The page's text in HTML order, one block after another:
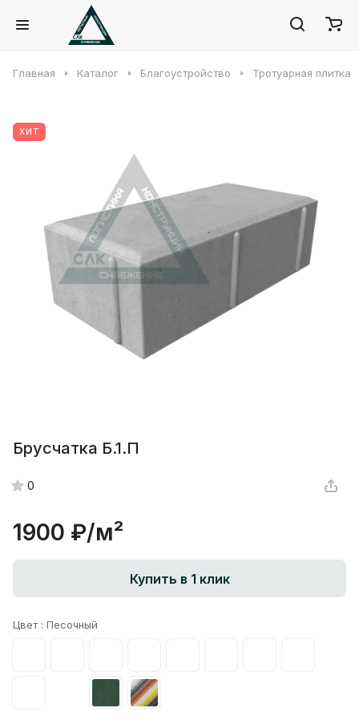
Главная Каталог Благоустройство Тротуарная плитка
ХИТ
Брусчатка Б.1.П
0
1900 ₽/м²
Купить в 1 клик
Цвет : Песочный